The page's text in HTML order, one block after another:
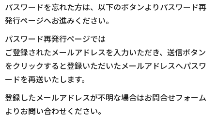
パスワードを忘れた方は、以下のボタンよりパスワード再
発行ページへお進みください。
パスワード再発行ページでは
ご登録されたメールアドレスを入力いただき、送信ボタン
をクリックすると登録いただいたメールアドレスへパスワ
ードを再送いたします。
登録したメールアドレスが不明な場合はお問合せフォーム
よりお問い合わせください。